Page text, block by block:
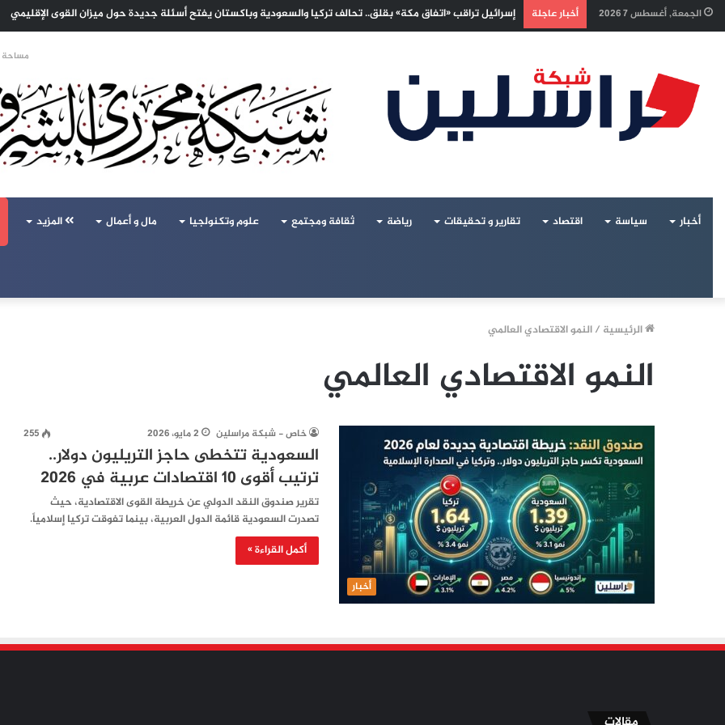
الجمعة, أغسطس 7 2026 أخبار عاجلة إسرائيل تراقب «اتفاق مكة» بقلق.. تحالف تركيا والسعودية وباكستان يفتح أسئلة جديدة حول ميزان القوى الإقليمي
مساحة
أخبار سياسة اقتصاد تقارير و تحقيقات رياضة ثقافة ومجتمع علوم وتكنولجيا مال و أعمال المزيد
الرئيسية /النمو الاقتصادي العالمي
النمو الاقتصادي العالمي
أخبار
خاص - شبكة مراسلين 2 مايو، 2026 255
السعودية تتخطى حاجز التريليون دولار..
ترتيب أقوى 10 اقتصادات عربية في 2026
تقرير صندوق النقد الدولي عن خريطة القوى الاقتصادية، حيث
تصدرت السعودية قائمة الدول العربية، بينما تفوقت تركيا إسلامياً.
أكمل القراءة »